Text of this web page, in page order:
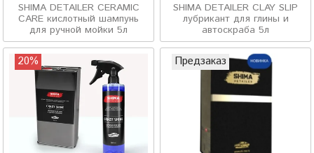
SHIMA DETAILER CERAMIC
CARE кислотный шампунь
для ручной мойки 5л
SHIMA DETAILER CLAY SLIP
лубрикант для глины и
автоскраба 5л
20% Предзаказ